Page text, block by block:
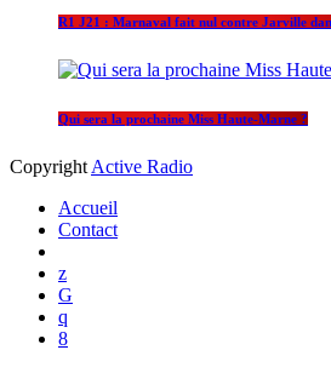
R1 J21 : Marnaval fait nul contre Jarville
Qui sera la prochaine Miss Haute-Marne ?
Copyright Active Radio
Accueil
Contact